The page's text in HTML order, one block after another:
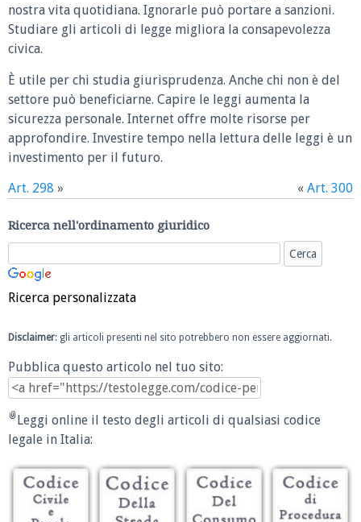
nostra vita quotidiana. Ignorarle può portare a sanzioni.
Studiare gli articoli di legge migliora la consapevolezza
civica.
È utile per chi studia giurisprudenza. Anche chi non è del
settore può beneficiarne. Capire le leggi aumenta la
sicurezza personale. Internet offre molte risorse per
approfondire. Investire tempo nella lettura delle leggi è un
investimento per il futuro.
Art. 298 » « Art. 300
Ricerca nell'ordinamento giuridico
Ricerca personalizzata
Disclaimer: gli articoli presenti nel sito potrebbero non essere aggiornati.
Pubblica questo articolo nel tuo sito:
Leggi online il testo degli articoli di qualsiasi codice
legale in Italia: